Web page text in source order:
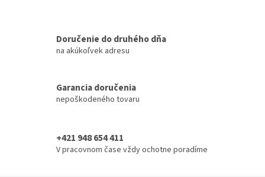
Doručenie do druhého dňa
na akúkoľvek adresu
Garancia doručenia
nepoškodeného tovaru
+421 948 654 411
V pracovnom čase vždy ochotne poradíme